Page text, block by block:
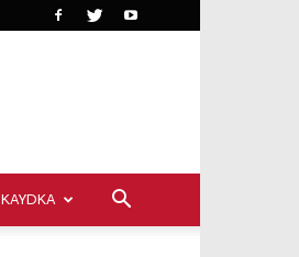
KAYDKA